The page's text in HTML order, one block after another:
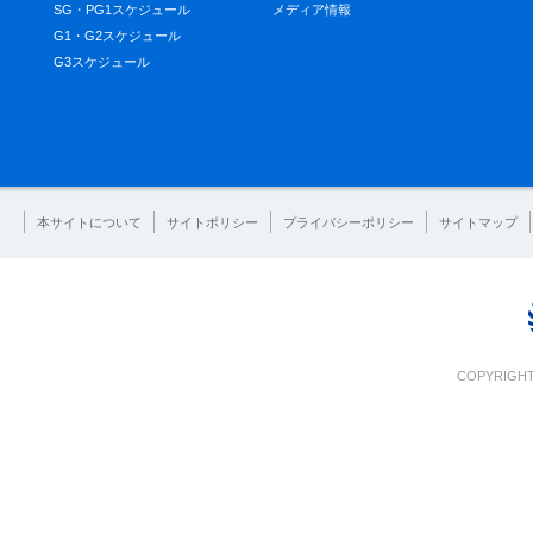
SG・PG1スケジュール
G1・G2スケジュール
G3スケジュール
メディア情報
本サイトについて サイトポリシー プライバシーポリシー サイトマップ